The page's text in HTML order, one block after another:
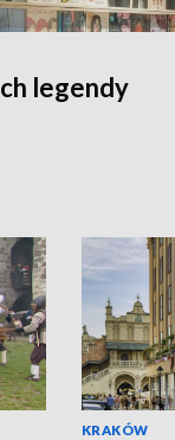
legendy
KRAKÓW